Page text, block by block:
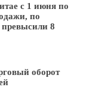
с 1 июня по
по
превысили 8
оборот